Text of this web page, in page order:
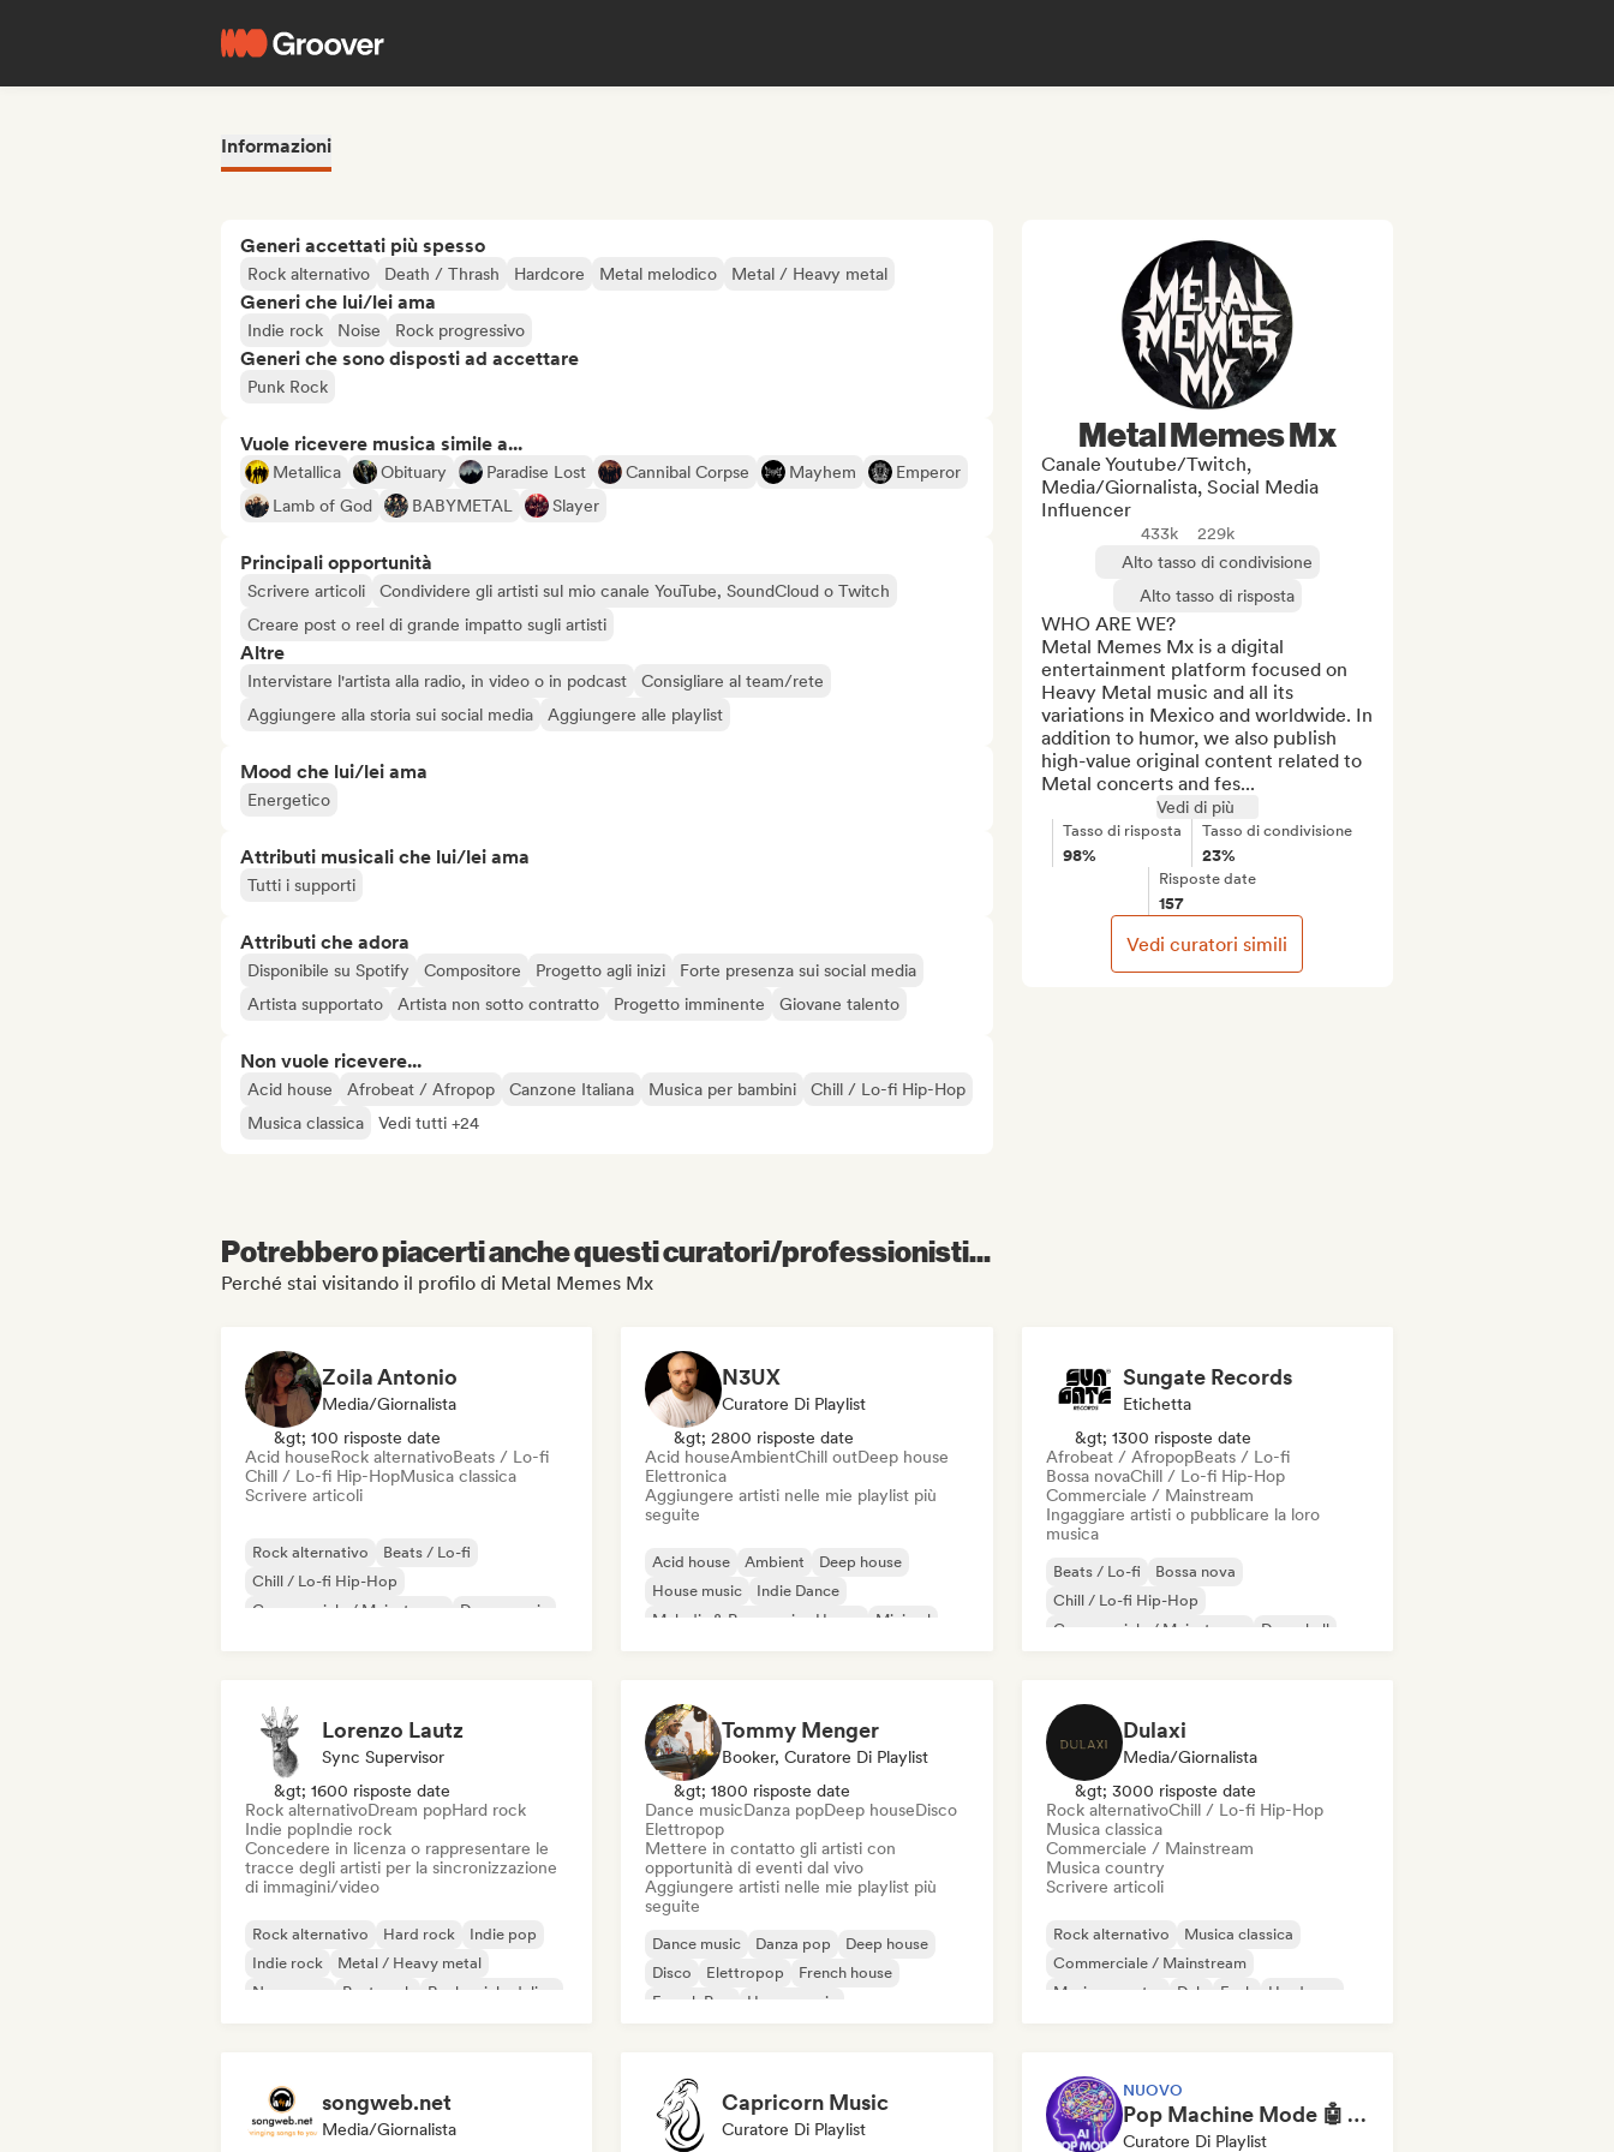
Informazioni
Generi accettati più spesso
Rock alternativo Death / Thrash Hardcore Metal melodico Metal / Heavy metal
Generi che lui/lei ama
Indie rock Noise Rock progressivo
Generi che sono disposti ad accettare
Punk Rock
Vuole ricevere musica simile a...
Metallica Obituary Paradise Lost Cannibal Corpse Mayhem
Emperor
Lamb of God
BABYMETAL Slayer
Principali opportunità
Scrivere articoli
Condividere gli artisti sul mio canale YouTube, SoundCloud o Twitch
Creare post o reel di grande impatto sugli artisti
Altre
Intervistare l'artista alla radio, in video o in podcast
Consigliare al team/rete
Aggiungere alla storia sui social media
Aggiungere alle playlist
Mood che lui/lei ama
Energetico
Attributi musicali che lui/lei ama
Tutti i supporti
Attributi che adora
Disponibile su Spotify Compositore Progetto agli inizi
Forte presenza sui social media
Artista supportato
Artista non sotto contratto Progetto imminente Giovane talento
Non vuole ricevere...
Acid house Afrobeat / Afropop Canzone Italiana Musica per bambini
Chill / Lo-fi Hip-Hop
Musica classica
Vedi tutti +24
Metal Memes Mx
Canale Youtube/Twitch,
Media/Giornalista, Social Media
Influencer
433k
229k
Alto tasso di condivisione
Alto tasso di risposta
WHO ARE WE?
Metal Memes Mx is a digital
entertainment platform focused on
Heavy Metal music and all its
variations in Mexico and worldwide. In
addition to humor, we also publish
high-value original content related to
Metal concerts and fes...
Vedi di più
Tasso di risposta
98%
Tasso di condivisione
23%
Risposte date
157
Vedi curatori simili
Potrebbero piacerti anche questi curatori/professionisti...
Perché stai visitando il profilo di Metal Memes Mx
Zoila Antonio
Media/Giornalista
&gt; 100 risposte date
Acid houseRock alternativoBeats / Lo-fi
Chill / Lo-fi Hip-HopMusica classica
Scrivere articoli
Rock alternativo
Beats / Lo-fi
Chill / Lo-fi Hip-Hop
Commerciale / Mainstream
Dance music
N3UX
Curatore Di Playlist
&gt; 2800 risposte date
Acid houseAmbientChill outDeep house
Elettronica
Aggiungere artisti nelle mie playlist più
seguite
Acid house Ambient
Deep house
House music
Indie Dance
Melodic & Progressive House
Minimal
Sungate Records
Etichetta
&gt; 1300 risposte date
Afrobeat / AfropopBeats / Lo-fi
Bossa novaChill / Lo-fi Hip-Hop
Commerciale / Mainstream
Ingaggiare artisti o pubblicare la loro
musica
Beats / Lo-fi
Bossa nova
Chill / Lo-fi Hip-Hop
Commerciale / Mainstream
Dancehall
Lorenzo Lautz
Sync Supervisor
&gt; 1600 risposte date
Rock alternativoDream popHard rock
Indie popIndie rock
Concedere in licenza o rappresentare le
tracce degli artisti per la sincronizzazione
di immagini/video
Rock alternativo Hard rock
Indie pop
Indie rock
Metal / Heavy metal
New wave
Post punk Rock psichedelico
Tommy Menger
Booker, Curatore Di Playlist
&gt; 1800 risposte date
Dance musicDanza popDeep houseDisco
Elettropop
Mettere in contatto gli artisti con
opportunità di eventi dal vivo
Aggiungere artisti nelle mie playlist più
seguite
Dance music Danza pop
Deep house
Disco
Elettropop
French house
French Pop
House music
Dulaxi
Media/Giornalista
&gt; 3000 risposte date
Rock alternativoChill / Lo-fi Hip-Hop
Musica classica
Commerciale / Mainstream
Musica country
Scrivere articoli
Rock alternativo
Musica classica
Commerciale / Mainstream
Musica country
Dub Funk
Hardcore
songweb.net
Media/Giornalista
Capricorn Music
Curatore Di Playlist
NUOVO
Pop Machine Mode 🤖 AI Music, Indie Pop & Dream Pop
Curatore Di Playlist